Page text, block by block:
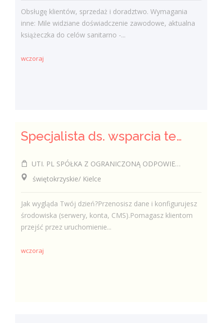
Obsługę klientów, sprzedaż i doradztwo. Wymagania
inne: Mile widziane doświadczenie zawodowe, aktualna
książeczka do celów sanitarno -...
wczoraj
Specjalista ds. wsparcia technicznego (k/m/i)
UTI. PL SPÓŁKA Z OGRANICZONĄ ODPOWIEDZIALNOŚCIĄ
świętokrzyskie/ Kielce
Jak wygląda Twój dzień?Przenosisz dane i konfigurujesz
środowiska (serwery, konta, CMS).Pomagasz klientom
przejść przez uruchomienie...
wczoraj